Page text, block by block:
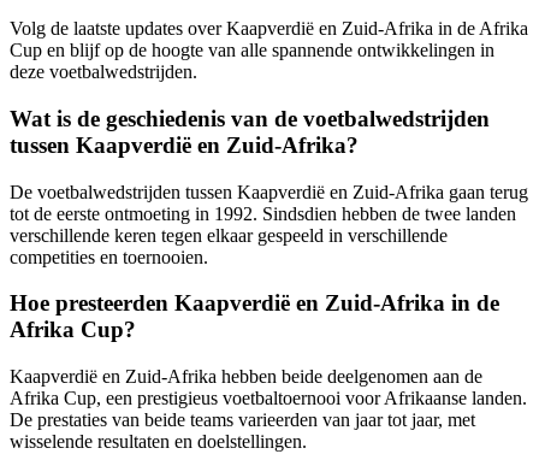
Volg de laatste updates over Kaapverdië en Zuid-Afrika in de Afrika
Cup en blijf op de hoogte van alle spannende ontwikkelingen in
deze voetbalwedstrijden.
Wat is de geschiedenis van de voetbalwedstrijden
tussen Kaapverdië en Zuid-Afrika?
De voetbalwedstrijden tussen Kaapverdië en Zuid-Afrika gaan terug
tot de eerste ontmoeting in 1992. Sindsdien hebben de twee landen
verschillende keren tegen elkaar gespeeld in verschillende
competities en toernooien.
Hoe presteerden Kaapverdië en Zuid-Afrika in de
Afrika Cup?
Kaapverdië en Zuid-Afrika hebben beide deelgenomen aan de
Afrika Cup, een prestigieus voetbaltoernooi voor Afrikaanse landen.
De prestaties van beide teams varieerden van jaar tot jaar, met
wisselende resultaten en doelstellingen.